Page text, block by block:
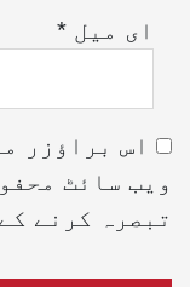
ای میل *
اس براؤزر
ویب سائٹ
تبصرہ کرنے